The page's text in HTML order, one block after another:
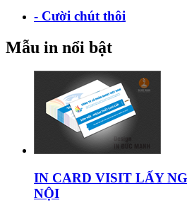
- Cười chút thôi
Mẫu in nổi bật
IN CARD VISIT LẤY
NỘI